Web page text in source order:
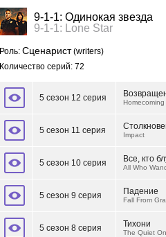
9-1-1: Одинокая звезда
9-1-1: Lone Star
Роль: Сценарист(writers)
Количество серий: 72
5 сезон 12 серия Homecoming
5 сезон 11 серия Impact
5 сезон 10 серия Все, кто
All Who
5 сезон 9 серия Падение
Fall From
5 сезон 8 серия Тихони
The Quiet